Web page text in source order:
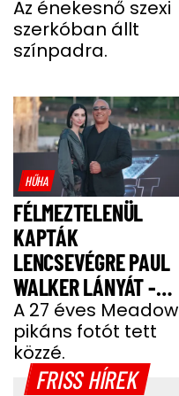
Az énekesnő szexi
szerkóban állt
színpadra.
HŰHA
FÉLMEZTELENÜL
KAPTÁK
LENCSEVÉGRE PAUL
WALKER LÁNYÁT -
FOTÓ
A 27 éves Meadow
pikáns fotót tett
közzé.
FRISS HÍREK